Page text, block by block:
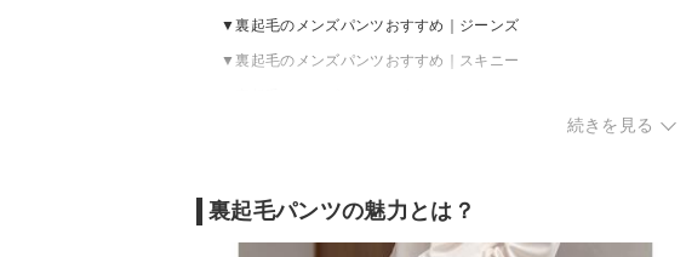
裏起毛のメンズパンツおすすめ｜ジーンズ
裏起毛のメンズパンツおすすめ｜スキニー
続きを見る
裏起毛パンツの魅力とは？